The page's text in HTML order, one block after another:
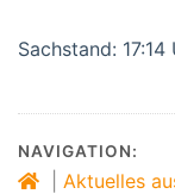
Sachstand: 17:14
NAVIGATION:
Aktuelles